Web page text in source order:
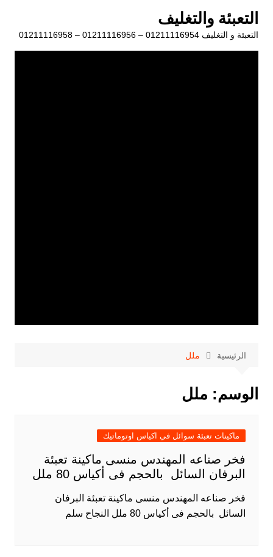
المحتوى
التعبئة والتغليف
التعبئة و التغليف 01211116954 – 01211116956 – 01211116958
الرئيسية ملل
الوسم: ملل
ماكينات تعبئة سوائل في اكياس اوتوماتيك
فخر صناعه المهندس منسى ماكينة تعبئة
البرفان السائل بالحجم فى أكياس 80 ملل
فخر صناعه المهندس منسى ماكينة تعبئة البرفان
السائل بالحجم فى أكياس 80 ملل النجاح سلم